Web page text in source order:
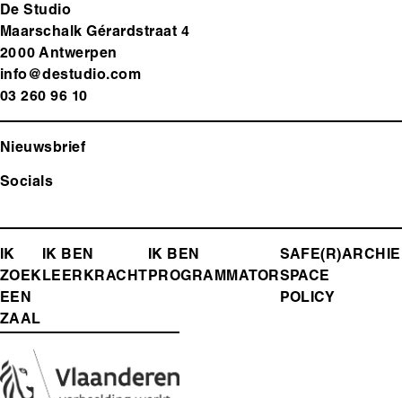
De Studio
Maarschalk Gérardstraat 4
2000 Antwerpen
info@destudio.com
03 260 96 10
Nieuwsbrief
Socials
FOOTER-
MENU
IK
ZOEK
EEN
ZAAL
IK BEN
LEERKRACHT
IK BEN
PROGRAMMATOR
SAFE(R)
SPACE
POLICY
Media
Afbeelding